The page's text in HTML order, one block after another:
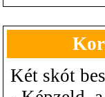
Két skót